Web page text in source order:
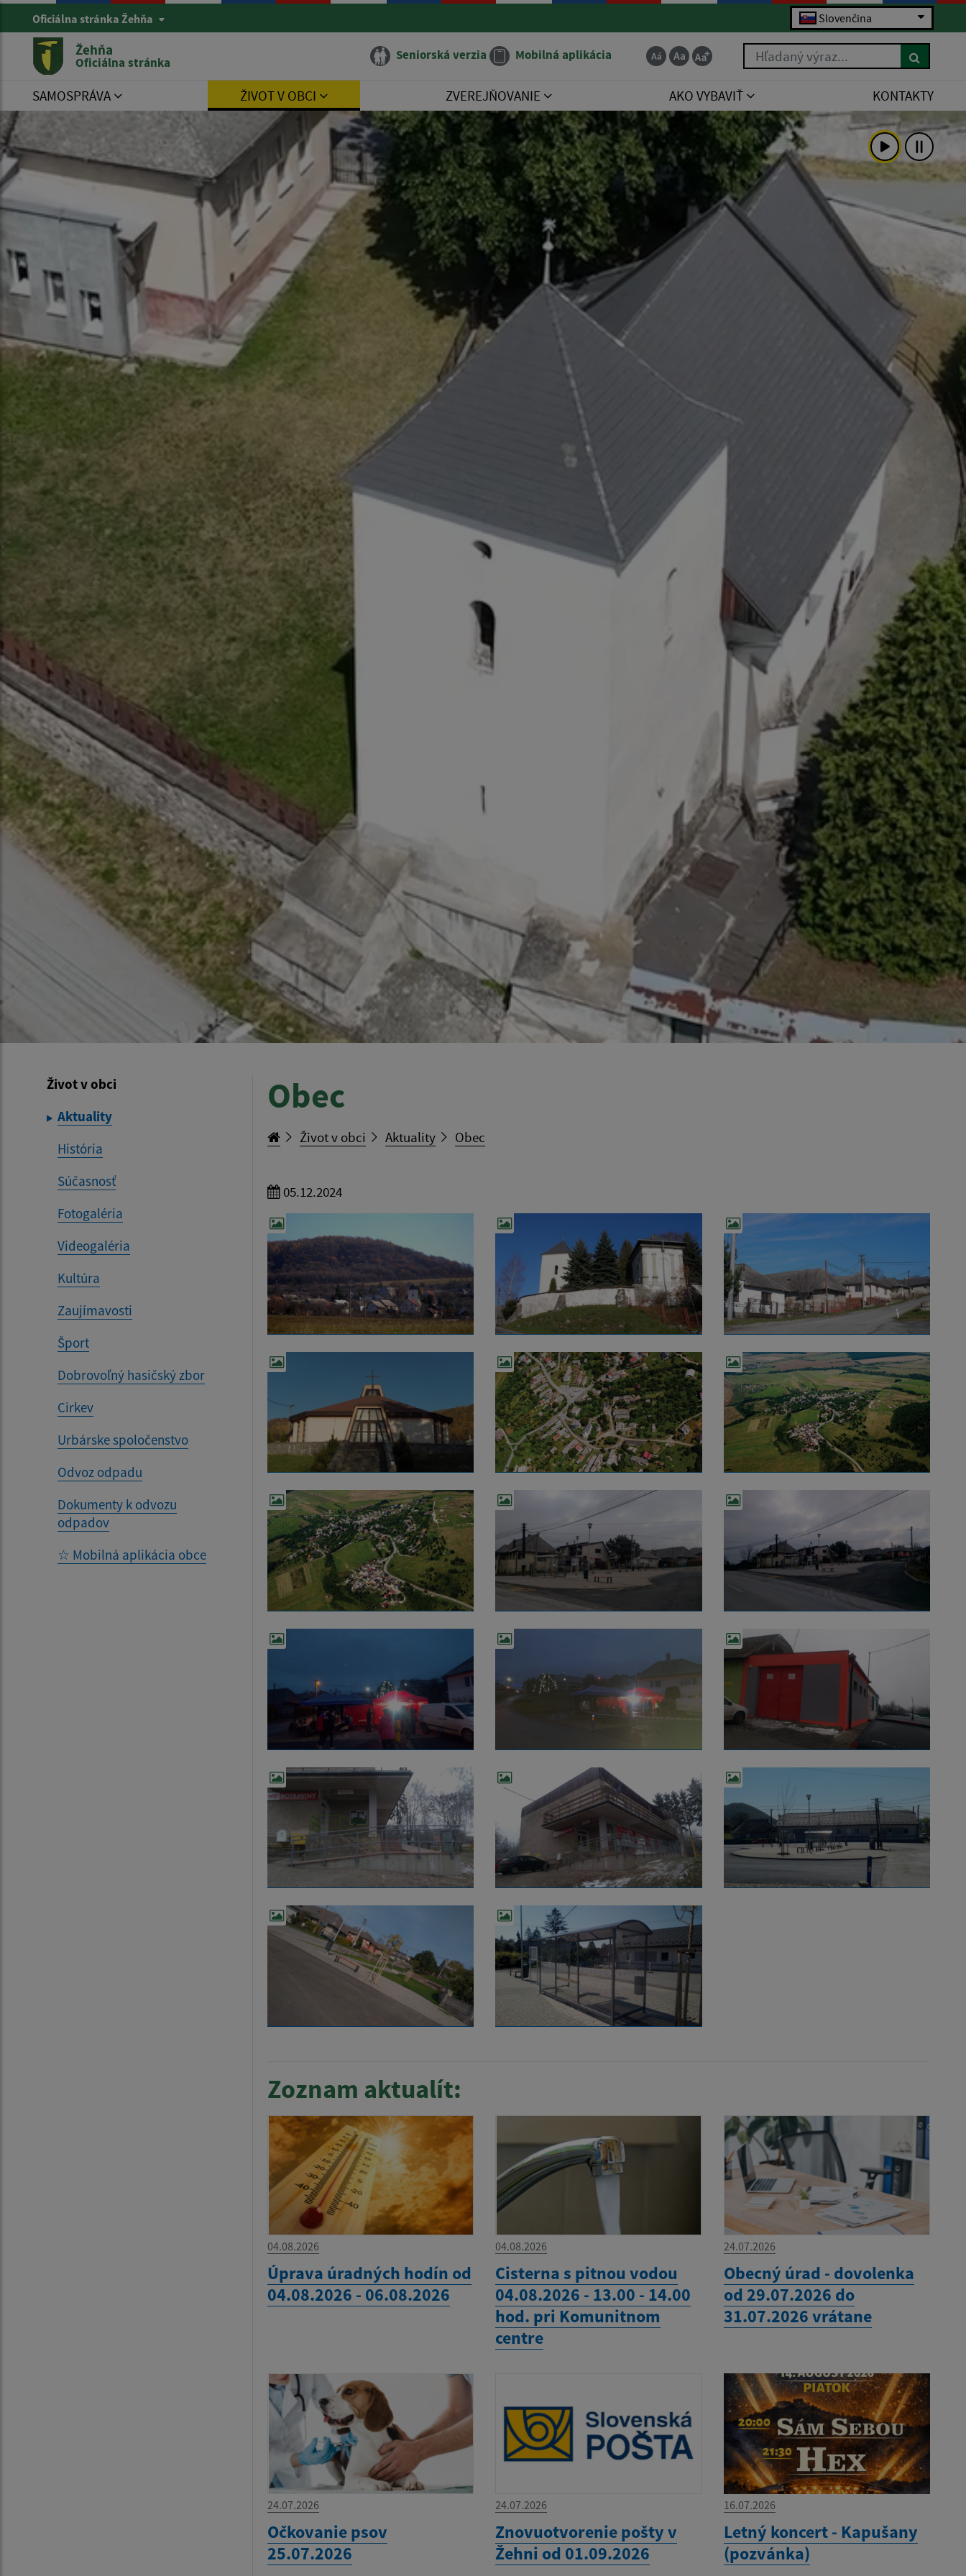
Oficiálna stránka Žehňa Slovenčina
Žehňa
Oficiálna stránka Seniorská verzia Mobilná aplikácia Hľadaný výraz...
SAMOSPRÁVA ŽIVOT V OBCI ZVEREJŇOVANIE AKO VYBAVIŤ KONTAKTY
Život v obci
Aktuality
História
Súčasnosť
Fotogaléria
Videogaléria
Kultúra
Zaujímavosti
Šport
Dobrovoľný hasičský zbor
Cirkev
Urbárske spoločenstvo
Odvoz odpadu
Dokumenty k odvozu
odpadov
☆ Mobilná aplikácia obce
Obec
Život v obci Aktuality Obec
05.12.2024
Zoznam aktualít:
04.08.2026
Úprava úradných hodín od
04.08.2026 - 06.08.2026
04.08.2026
Cisterna s pitnou vodou
04.08.2026 - 13.00 - 14.00
hod. pri Komunitnom
centre
24.07.2026
Obecný úrad - dovolenka
od 29.07.2026 do
31.07.2026 vrátane
24.07.2026
Očkovanie psov
25.07.2026
24.07.2026
Znovuotvorenie pošty v
Žehni od 01.09.2026
16.07.2026
Letný koncert - Kapušany
(pozvánka)